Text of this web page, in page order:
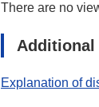
There are no
Explanation of